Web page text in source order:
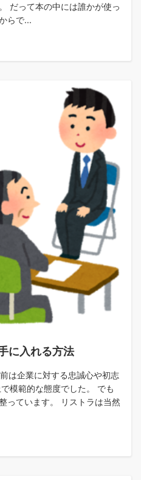
だって本の中には誰かが使っ
らで...
に入れる方法
は企業に対する忠誠心や初志
模範的な態度でした。 でも
っています。 リストラは当然